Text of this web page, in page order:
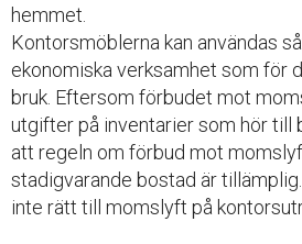
hemmet.
Kontorsmöblerna kan användas
ekonomiska verksamhet som för
bruk. Eftersom förbudet mot
utgifter på inventarier som hör till
att regeln om förbud mot
stadigvarande bostad är
inte rätt till momslyft på